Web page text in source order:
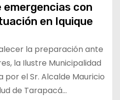
con
en Iquique
la preparación ante
la Ilustre Municipalidad
por el Sr. Alcalde Mauricio
de Tarapacá…